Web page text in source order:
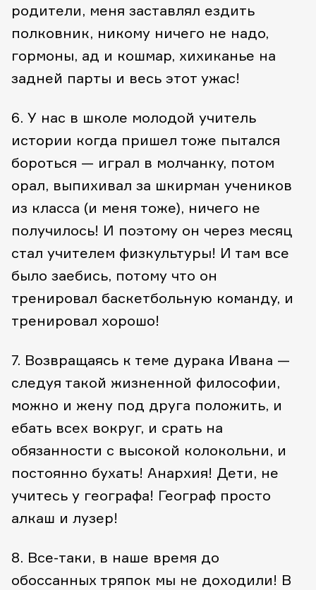
родители, меня заставлял ездить
полковник, никому ничего не надо,
гормоны, ад и кошмар, хихиканье на
задней парты и весь этот ужас!
6. У нас в школе молодой учитель
истории когда пришел тоже пытался
бороться — играл в молчанку, потом
орал, выпихивал за шкирман учеников
из класса (и меня тоже), ничего не
получилось! И поэтому он через месяц
стал учителем физкультуры! И там все
было заебись, потому что он
тренировал баскетбольную команду, и
тренировал хорошо!
7. Возвращаясь к теме дурака Ивана —
следуя такой жизненной философии,
можно и жену под друга положить, и
ебать всех вокруг, и срать на
обязанности с высокой колокольни, и
постоянно бухать! Анархия! Дети, не
учитесь у географа! Географ просто
алкаш и лузер!
8. Все-таки, в наше время до
обоссанных тряпок мы не доходили! В